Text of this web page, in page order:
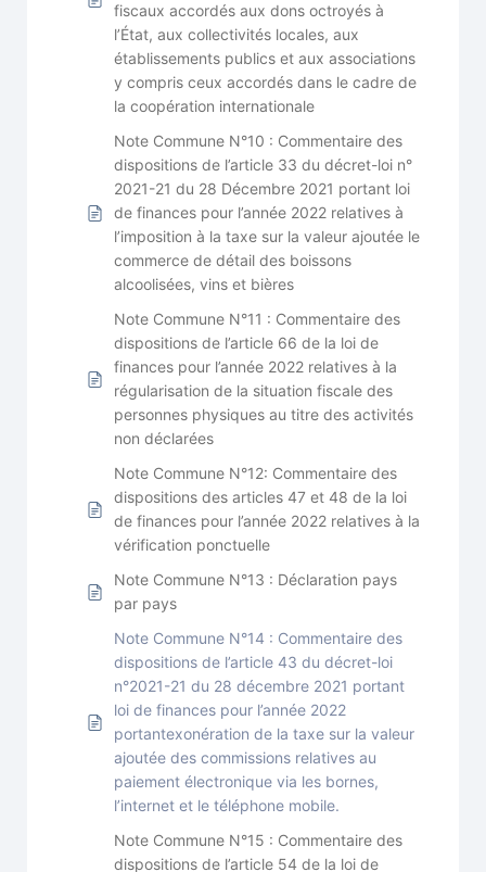
fiscaux accordés aux dons octroyés à
l’État, aux collectivités locales, aux
établissements publics et aux associations
y compris ceux accordés dans le cadre de
la coopération internationale
Note Commune N°10 : Commentaire des
dispositions de l’article 33 du décret-loi n°
2021-21 du 28 Décembre 2021 portant loi
de finances pour l’année 2022 relatives à
l’imposition à la taxe sur la valeur ajoutée le
commerce de détail des boissons
alcoolisées, vins et bières
Note Commune N°11 : Commentaire des
dispositions de l’article 66 de la loi de
finances pour l’année 2022 relatives à la
régularisation de la situation fiscale des
personnes physiques au titre des activités
non déclarées
Note Commune N°12: Commentaire des
dispositions des articles 47 et 48 de la loi
de finances pour l’année 2022 relatives à la
vérification ponctuelle
Note Commune N°13 : Déclaration pays
par pays
Note Commune N°14 : Commentaire des
dispositions de l’article 43 du décret-loi
n°2021-21 du 28 décembre 2021 portant
loi de finances pour l’année 2022
portantexonération de la taxe sur la valeur
ajoutée des commissions relatives au
paiement électronique via les bornes,
l’internet et le téléphone mobile.
Note Commune N°15 : Commentaire des
dispositions de l’article 54 de la loi de